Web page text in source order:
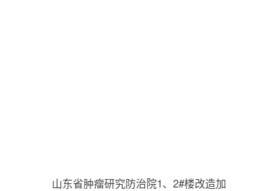
山东省肿瘤研究防治院1、2#楼改造加